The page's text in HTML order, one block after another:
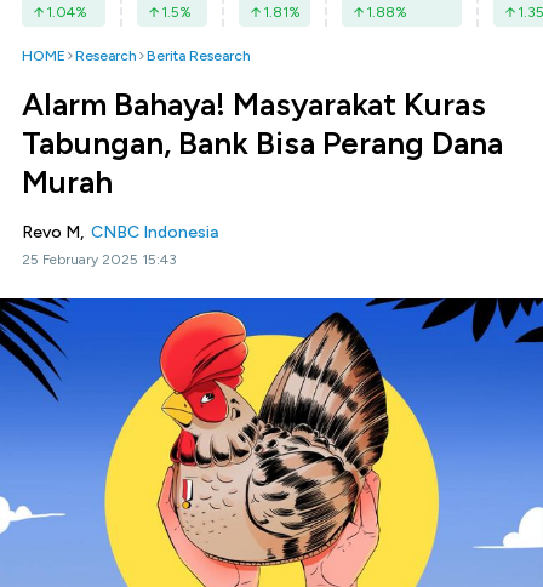
1.04% 1.5% 1.81% 1.88% 1.35
HOME Research Berita Research
Alarm Bahaya! Masyarakat Kuras
Tabungan, Bank Bisa Perang Dana
Murah
Revo M, CNBC Indonesia
25 February 2025 15:43